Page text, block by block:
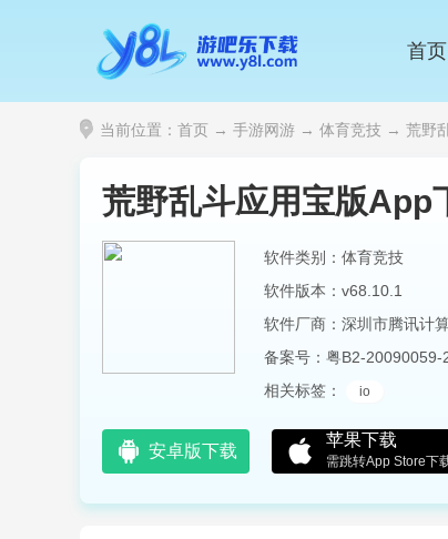
首页
当前位置： 首页 → 手游网游 → 体育竞技 → 荒野
荒野乱斗应用宝版App
软件类别：体育竞技
软件版本：v68.10.1
备案号： 粤B2-20090059-
相关标签：
io
安卓版下载
苹果下载
需跳转App Store下